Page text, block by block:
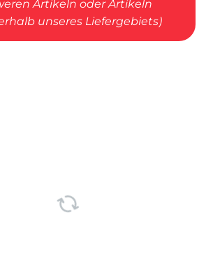
Artikeln oder Artikeln
unseres Liefergebiets)